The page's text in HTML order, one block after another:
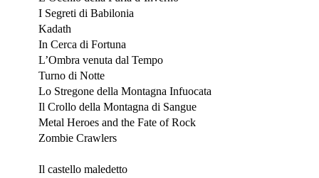
I Segreti di Babilonia
Kadath
In Cerca di Fortuna
L’Ombra venuta dal Tempo
Turno di Notte
Lo Stregone della Montagna Infuocata
Il Crollo della Montagna di Sangue
Metal Heroes and the Fate of Rock
Zombie Crawlers
Il castello maledetto